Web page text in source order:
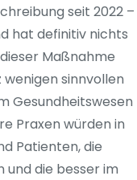
seit 2022 –
hat definitiv nichts
Maßnahme
sinnvollen
Gesundheitswesen
Praxen würden in
Patienten, die
die besser im